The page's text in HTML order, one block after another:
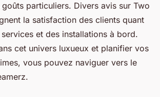
particuliers. Divers avis sur Two
la satisfaction des clients quant
et des installations à bord.
cet univers luxueux et planifier vos
vous pouvez naviguer vers le